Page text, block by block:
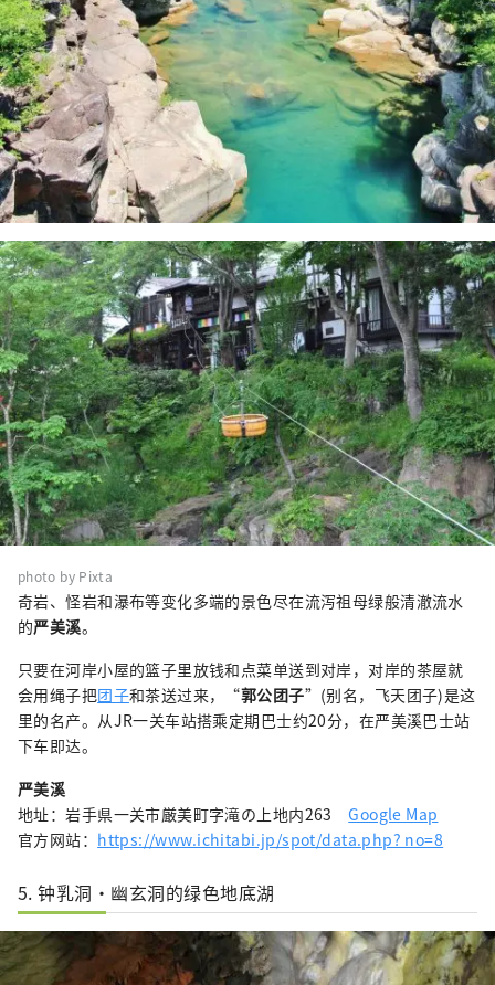
photo by Pixta
奇岩、怪岩和瀑布等变化多端的景色尽在流泻祖母绿般清澈流水
的严美溪。
只要在河岸小屋的篮子里放钱和点菜单送到对岸，对岸的茶屋就
会用绳子把团子和茶送过来，“郭公团子”(别名，飞天团子)是这
里的名产。从JR一关车站搭乘定期巴士约20分，在严美溪巴士站
下车即达。
严美溪
地址：岩手県一关市厳美町字滝の上地内263Google Map
官方网站： https://www.ichitabi.jp/spot/data.php? no=8
5. 钟乳洞・幽玄洞的绿色地底湖